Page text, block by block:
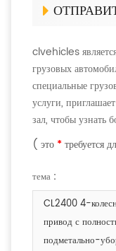
clvehicles
грузовых
специальные
услуги,
зал, чтобы узнать
( это * требуется
тема :
CL2400 4-
привод с
подметально-